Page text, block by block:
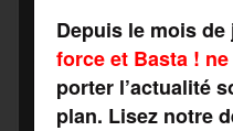
Depuis le mois de
force et Basta !
porter l’actualité
plan. Lisez notre